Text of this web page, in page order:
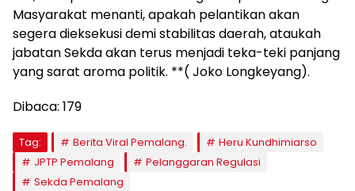
Masyarakat menanti, apakah pelantikan akan
segera dieksekusi demi stabilitas daerah, ataukah
jabatan Sekda akan terus menjadi teka-teki panjang
yang sarat aroma politik. **( Joko Longkeyang).
Dibaca: 179
Tag: Berita Viral Pemalang.
Heru Kundhimiarso
JPTP Pemalang
Pelanggaran Regulasi
Sekda Pemalang